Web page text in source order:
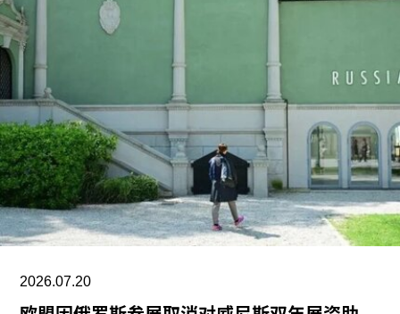
奥特罗·阿尔坎塔拉于2018年与一群艺术家、记者
和学者共同创立了圣伊西德罗运动（San Isidro
Movement）。该组织参与反对古巴政府、倡导民
主的社会运动。他还参与创作了抗议歌曲《祖国与
生命》（Homeland and Life），这首抗议颂歌在
2021年获两项拉丁格莱美奖，并已成为古巴反对派
的象征。
据美联社报道，古巴当局提出以强制流放为条件换
取奥特罗·阿尔坎塔拉的自由。当他抵达迈阿密时，
迎接他。获释时，奥特罗·阿尔坎塔拉是古巴最受国
际关注的政治犯之一，该国正因美国实施的石油封
2026.07.20